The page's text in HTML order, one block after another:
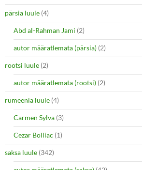
pärsia luule (4)
Abd al-Rahman Jami (2)
autor määratlemata (pärsia) (2)
rootsi luule (2)
autor määratlemata (rootsi) (2)
rumeenia luule (4)
Carmen Sylva (3)
Cezar Bolliac (1)
saksa luule (342)